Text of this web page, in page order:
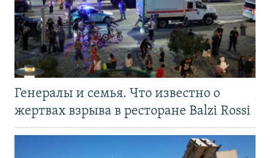
Генералы и семья. Что известно о
жертвах взрыва в ресторане Balzi Rossi